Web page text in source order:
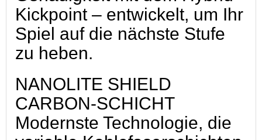
Kickpoint – entwickelt, um Ihr
Spiel auf die nächste Stufe
zu heben.
NANOLITE SHIELD
CARBON-SCHICHT
Modernste Technologie, die